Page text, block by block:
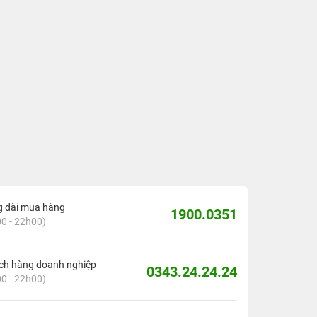
đài mua hàng
- 22h00)
1900.0351
hàng doanh nghiệp
- 22h00)
0343.24.24.24